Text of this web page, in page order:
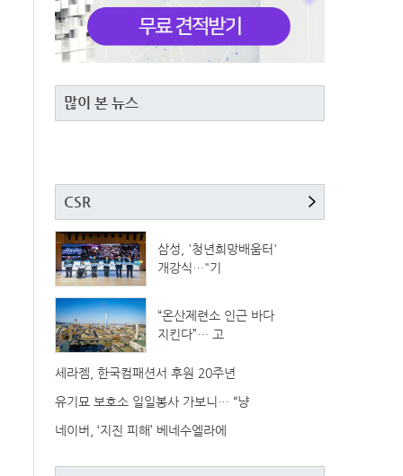
많이 본 뉴스
CSR
삼성, '청년희망배움터'
개강식…"기
“온산제련소 인근 바다
지킨다”… 고
세라젬, 한국컴패션서 후원 20주년
유기묘 보호소 일일봉사 가보니… “냥
네이버, ‘지진 피해’ 베네수엘라에